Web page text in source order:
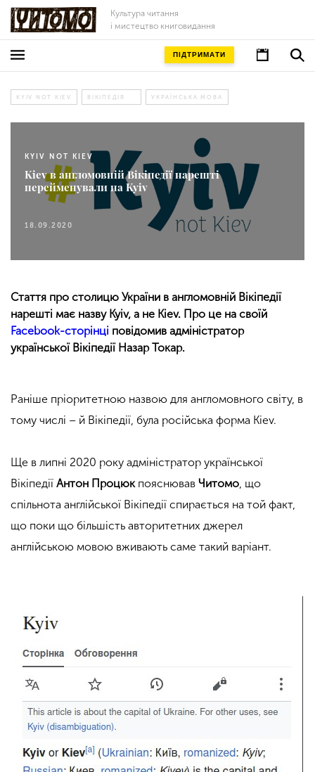
Культура читання
і мистецтво книговидання
ПІДТРИМАТИ
KYIV NOT KIEV ВІКІПЕДІЯ УКРАЇНСЬКА МОВА
KYIV NOT KIEV
Kiev в англомовній Вікіпедії нарешті
перейменували на Kyiv
18.09.2020
Стаття про столицю України в англомовній Вікіпедії
нарешті має назву Kyiv, а не Kiev. Про це на своїй
Facebook-сторінці повідомив адміністратор
української Вікіпедії Назар Токар.
Раніше пріоритетною назвою для англомовного світу, в
тому числі – й Вікіпедії, була російська форма Kiev.
Ще в липні 2020 року адміністратор української
Вікіпедії Антон Процюкпояснював Читомо, що
спільнота англійської Вікіпедії спирається на той факт,
що поки що більшість авторитетних джерел
англійською мовою вживають саме такий варіант.